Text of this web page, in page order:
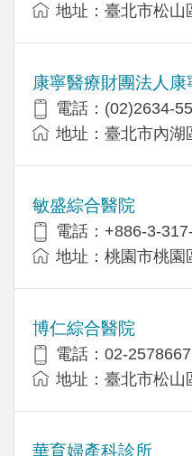
地址：臺北市松山
康寧醫療財團法人康
電話：(02)2634-
地址：臺北市內湖
敏盛綜合醫院
電話：+886-3-
地址：桃園市桃園
博仁綜合醫院
電話：02-
地址：臺北市松山
華育婦產科診所